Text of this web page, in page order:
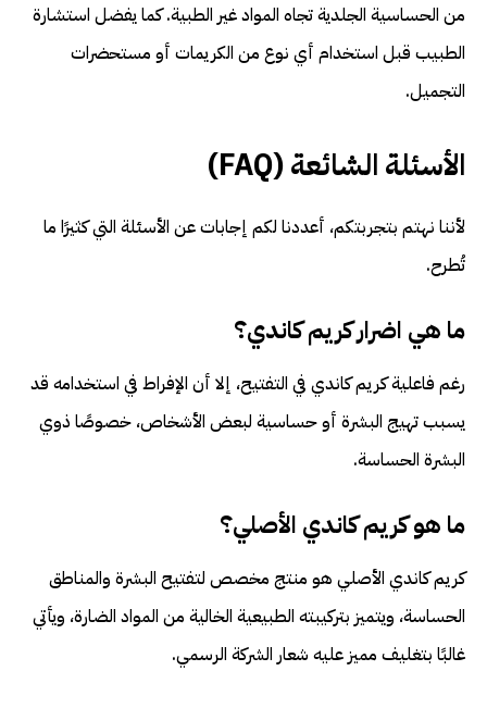
من الحساسية الجلدية تجاه المواد غير الطبية. كما يفضل استشارة
الطبيب قبل استخدام أي نوع من الكريمات أو مستحضرات
التجميل.
الأسئلة الشائعة (FAQ)
لأننا نهتم بتجربتكم، أعددنا لكم إجابات عن الأسئلة التي كثيرًا ما
تُطرح.
ما هي اضرار كريم كاندي؟
رغم فاعلية كريم كاندي في التفتيح، إلا أن الإفراط في استخدامه قد
يسبب تهيج البشرة أو حساسية لبعض الأشخاص، خصوصًا ذوي
البشرة الحساسة.
ما هو كريم كاندي الأصلي؟
كريم كاندي الأصلي هو منتج مخصص لتفتيح البشرة والمناطق
الحساسة، ويتميز بتركيبته الطبيعية الخالية من المواد الضارة، ويأتي
غالبًا بتغليف مميز عليه شعار الشركة الرسمي.